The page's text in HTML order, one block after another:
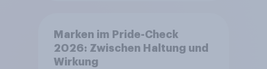
Marken im Pride-Check
2026: Zwischen Haltung und
Wirkung